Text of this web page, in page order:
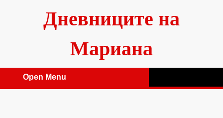
Дневниците на
Мариана
Open Menu